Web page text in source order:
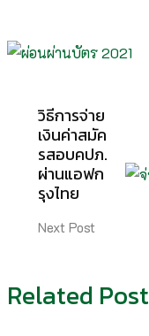
วิธีการจ่าย
เงินค่าสมัค
รสอบคปภ.
ผ่านแอฟก
รุงไทย
Next Post
Related Post